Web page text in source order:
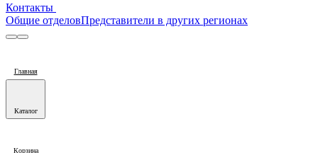
Контакты
Общие отделовПредставители в других регионах
Главная
Каталог
Корзина